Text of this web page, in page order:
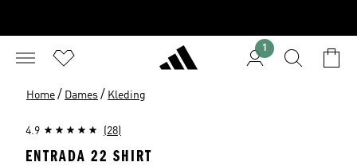
1
Home / Dames / Kleding
4.9 (28)
ENTRADA 22 SHIRT